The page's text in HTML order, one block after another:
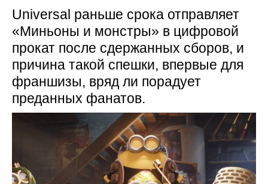
Universal раньше срока отправляет
«Миньоны и монстры» в цифровой
прокат после сдержанных сборов, и
причина такой спешки, впервые для
франшизы, вряд ли порадует
преданных фанатов.